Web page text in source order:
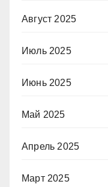
Август 2025
Июль 2025
Июнь 2025
Май 2025
Апрель 2025
Март 2025